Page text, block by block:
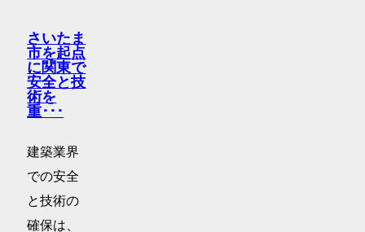
さいたま
市を起点
に関東で
安全と技
術を
重･･･
建築業界
での安全
と技術の
確保は、